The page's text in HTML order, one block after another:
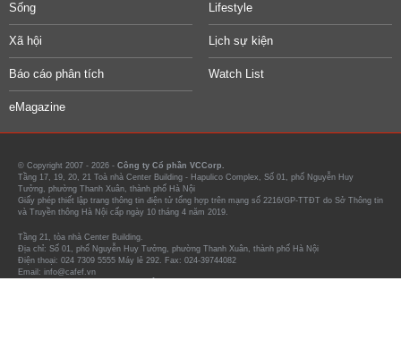
TIN MỚI CẬP NHẬT